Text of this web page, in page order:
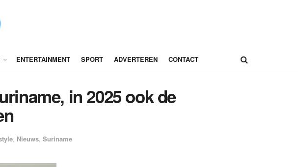
ENTERTAINMENT SPORT ADVERTEREN CONTACT
in 2025 ook de
, Nieuws, Suriname